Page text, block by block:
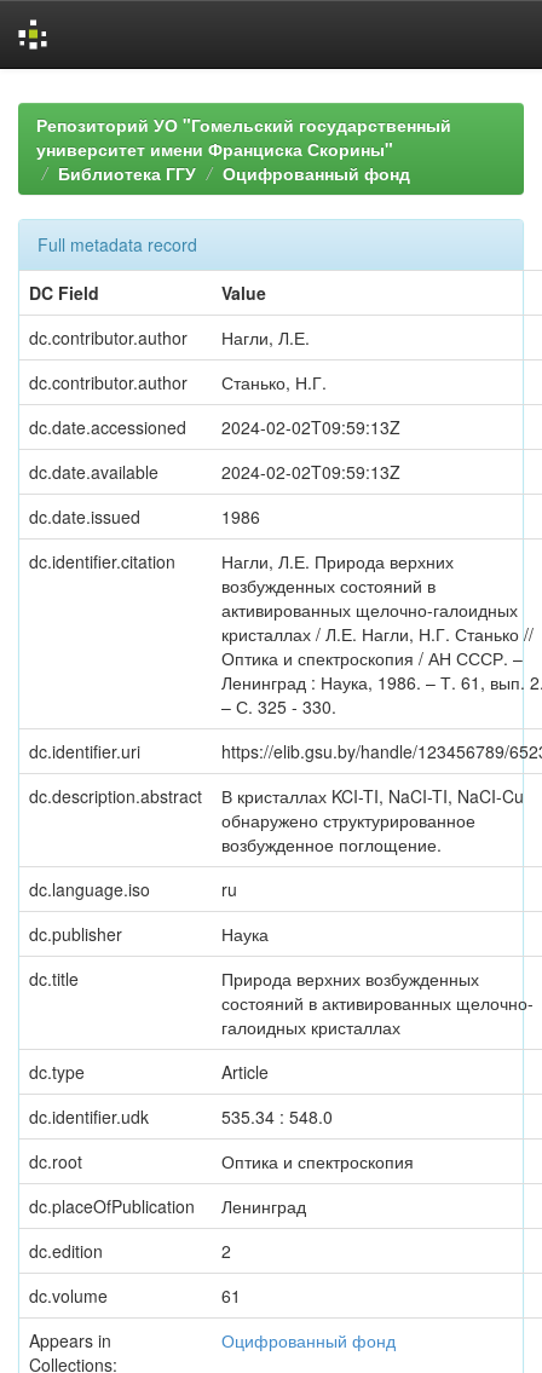
navigationРепозиторий УО "Гомельский государственный
университет имени Франциска Скорины"
Библиотека ГГУ
Оцифрованный фонд
Full metadata record
DC Field
Value
dc.contributor.author
Нагли, Л.Е.
dc.contributor.author
Станько, Н.Г.
dc.date.accessioned
2024-02-02T09:59:13Z
dc.date.available
2024-02-02T09:59:13Z
dc.date.issued
1986
dc.identifier.citation
Нагли, Л.Е. Природа верхних
возбужденных состояний в
активированных щелочно-галоидных
кристаллах / Л.Е. Нагли, Н.Г. Станько //
Оптика и спектроскопия / АН СССР. –
Ленинград : Наука, 1986. – Т. 61, вып.
– С. 325 - 330.
dc.identifier.uri
https://elib.gsu.by/handle/123456789/
dc.description.abstract
В кристаллах KCI-TI, NaCI-TI, NaCI-Cu
обнаружено структурированное
возбужденное поглощение.
dc.language.iso
ru
dc.publisher
Наука
dc.title
Природа верхних возбужденных
состояний в активированных щелочно-
галоидных кристаллах
dc.type
Article
dc.identifier.udk
535.34 : 548.0
dc.root
Оптика и спектроскопия
dc.placeOfPublication
Ленинград
dc.edition
2
dc.volume
61
Appears in
Collections:
Оцифрованный фонд